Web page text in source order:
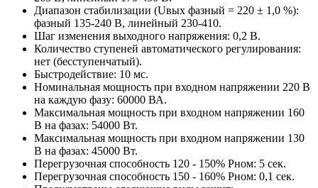
Диапазон стабилизации (Uвых фазный = 220 ± 1,0 %):
фазный 135-240 В, линейный 230-410.
Шаг изменения выходного напряжения: 0,2 В.
Количество ступеней автоматического регулирования:
нет (бесступенчатый).
Быстродействие: 10 мс.
Номинальная мощность при входном напряжении 220 В
на каждую фазу: 60000 ВА.
Максимальная мощность при входном напряжении 160
В на фазах: 54000 Вт.
Максимальная мощность при входном напряжении 130
В на фазах: 45000 Вт.
Перегрузочная способность 120 - 150% Pном: 5 сек.
Перегрузочная способность 150 - 160% Pном: 0,1 сек.